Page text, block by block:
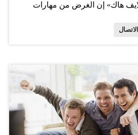
هاك» إن الغرض من مهارات
تتواجد مع الناس في مشاكلهم وتشعر
بما يشعرون وأن تعرض عليهم المساعدة إذا استطعت. 2 ـ حل
التركيز على حل المشكلات من دون
مشاعرك هي التي ستتحكم فيك في